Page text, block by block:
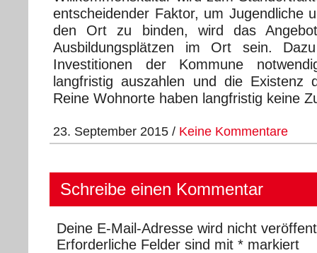
entscheidender Faktor, um Jugendliche
den Ort zu binden, wird das
Ausbildungsplätzen im Ort sein.
Investitionen der Kommune
langfristig auszahlen und die Existenz
Reine Wohnorte haben langfristig keine
23. September 2015 / Keine Kommentare
Schreibe einen Kommentar
Deine E-Mail-Adresse wird nicht
Erforderliche Felder sind mit * markiert